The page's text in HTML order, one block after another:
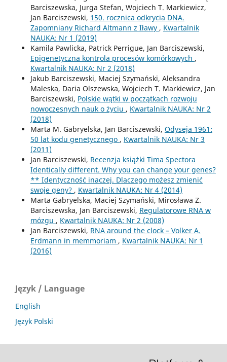
Barciszewska, Jurga Stefan, Wojciech T. Markiewicz,
Jan Barciszewski, 150. rocznica odkrycia DNA.
Zapomniany Richard Altmann z Iławy , Kwartalnik
NAUKA: Nr 1 (2019)
Kamila Pawlicka, Patrick Perrigue, Jan Barciszewski,
Epigenetyczna kontrola procesów komórkowych ,
Kwartalnik NAUKA: Nr 2 (2018)
Jakub Barciszewski, Maciej Szymański, Aleksandra
Maleska, Daria Olszewska, Wojciech T. Markiewicz, Jan
Barciszewski, Polskie wątki w początkach rozwoju
nowoczesnych nauk o życiu , Kwartalnik NAUKA: Nr 2
(2018)
Marta M. Gabryelska, Jan Barciszewski, Odyseja 1961:
50 lat kodu genetycznego , Kwartalnik NAUKA: Nr 3
(2011)
Jan Barciszewski, Recenzja książki Tima Spectora
Identically different. Why you can change your genes?
** Identyczność inaczej. Dlaczego możesz zmienić
swoje geny? , Kwartalnik NAUKA: Nr 4 (2014)
Marta Gabryelska, Maciej Szymański, Mirosława Z.
Barciszewska, Jan Barciszewski, Regulatorowe RNA w
mózgu , Kwartalnik NAUKA: Nr 2 (2008)
Jan Barciszewski, RNA around the clock – Volker A.
Erdmann in memmoriam , Kwartalnik NAUKA: Nr 1
(2016)
Język / Language
English
Język Polski